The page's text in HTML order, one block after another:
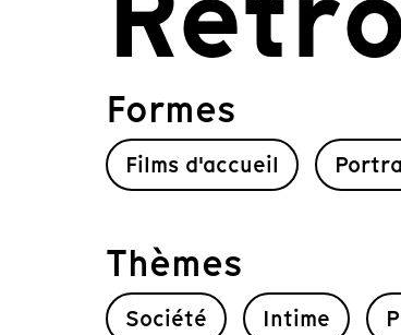
Formes
Films d'accueil
Thèmes
Société Intime